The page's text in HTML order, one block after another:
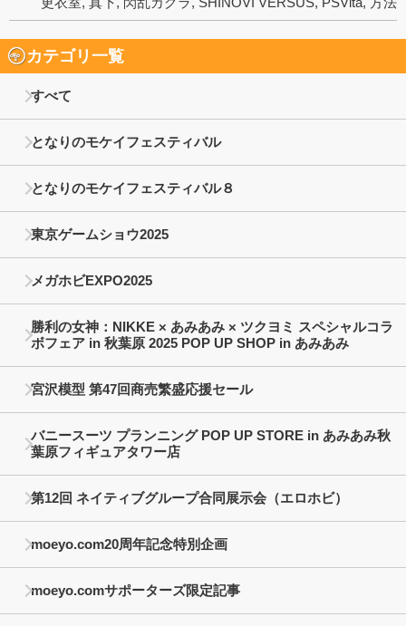
カテゴリ一覧
すべて
となりのモケイフェスティバル
となりのモケイフェスティバル８
東京ゲームショウ2025
メガホビEXPO2025
勝利の女神：NIKKE × あみあみ × ツクヨミ スペシャルコラ
ボフェア in 秋葉原 2025 POP UP SHOP in あみあみ
宮沢模型 第47回商売繁盛応援セール
バニースーツ プランニング POP UP STORE in あみあみ秋
葉原フィギュアタワー店
第12回 ネイティブグループ合同展示会（エロホビ）
moeyo.com20周年記念特別企画
moeyo.comサポーターズ限定記事